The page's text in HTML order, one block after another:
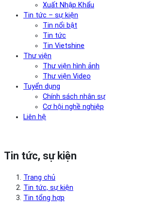
Xuất Nhập Khẩu
Tin tức – sự kiện
Tin nổi bật
Tin tức
Tin Vietshine
Thư viện
Thư viện hình ảnh
Thư viện Video
Tuyển dụng
Chính sách nhân sự
Cơ hội nghề nghiệp
Liên hệ
Tin tức, sự kiện
Trang chủ
Tin tức, sự kiện
Tin tổng hợp